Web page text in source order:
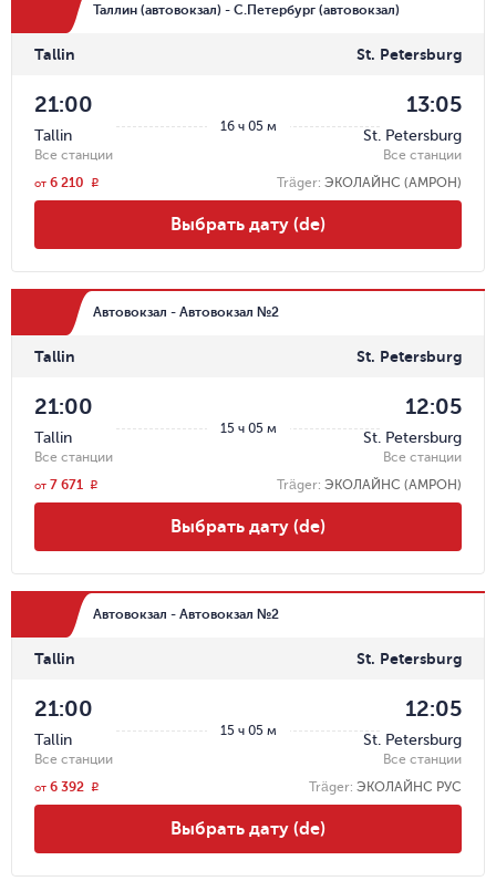
Таллин (автовокзал) - С.Петербург (автовокзал)
Tallin St. Petersburg
16 ч 05 м
21:00
Tallin
Все станции
13:05
St. Petersburg
Все станции
Träger: ЭКОЛАЙНС (АМРОН)
от 6 210 r
Выбрать дату (de)
Автовокзал - Автовокзал №2
Tallin St. Petersburg
15 ч 05 м
21:00
Tallin
Все станции
12:05
St. Petersburg
Все станции
Träger: ЭКОЛАЙНС (АМРОН)
от 7 671 r
Выбрать дату (de)
Автовокзал - Автовокзал №2
Tallin St. Petersburg
15 ч 05 м
21:00
Tallin
Все станции
12:05
St. Petersburg
Все станции
Träger: ЭКОЛАЙНС РУС
от 6 392 r
Выбрать дату (de)